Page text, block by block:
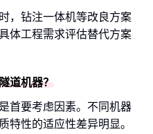
，钻注一体机等改良方案
体工程需求评估替代方案
道机器？
首要考虑因素。不同机器
特性的适应性差异明显。